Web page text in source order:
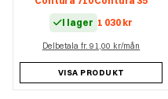
I lager 1 030 kr
Delbetala fr. 91,00 kr/mån
VISA PRODUKT